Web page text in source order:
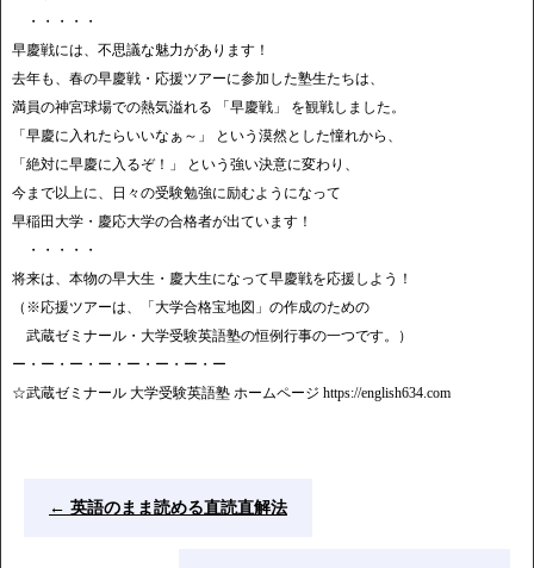
・・・・・
早慶戦には、不思議な魅力があります！
去年も、春の早慶戦・応援ツアーに参加した塾生たちは、
満員の神宮球場での熱気溢れる 「早慶戦」 を観戦しました。
「早慶に入れたらいいなぁ～」 という漠然とした憧れから、
「絶対に早慶に入るぞ！」 という強い決意に変わり、
今まで以上に、日々の受験勉強に励むようになって
早稲田大学・慶応大学の合格者が出ています！
・・・・・
将来は、本物の早大生・慶大生になって早慶戦を応援しよう！
（※応援ツアーは、「大学合格宝地図」の作成のための
武蔵ゼミナール・大学受験英語塾の恒例行事の一つです。）
ー・ー・ー・ー・ー・ー・ー・ー
☆武蔵ゼミナール 大学受験英語塾 ホームページ https://english634.com
← 英語のまま読める直読直解法